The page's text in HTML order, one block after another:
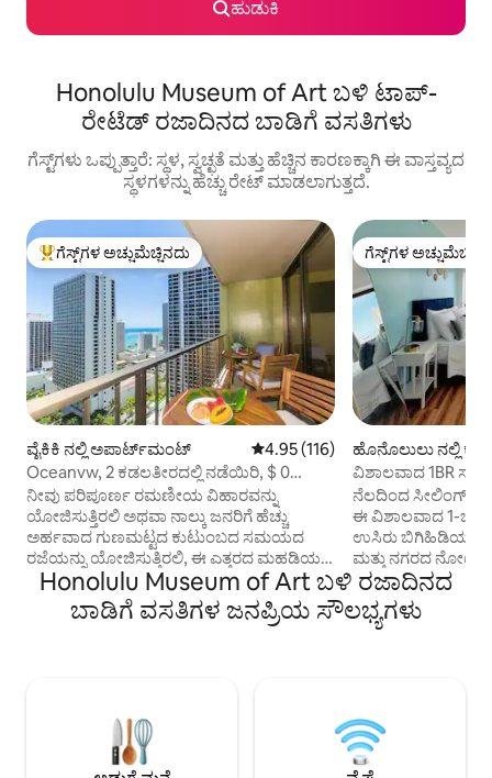
ಹುಡುಕಿ
Honolulu Museum of Art ಬಳಿ ಟಾಪ್-
ರೇಟೆಡ್ ರಜಾದಿನದ ಬಾಡಿಗೆ ವಸತಿಗಳು
ಗೆಸ್ಟ್‌ಗಳು ಒಪ್ಪುತ್ತಾರೆ: ಸ್ಥಳ, ಸ್ವಚ್ಛತೆ ಮತ್ತು ಹೆಚ್ಚಿನ ಕಾರಣಕ್ಕಾಗಿ ಈ ವಾಸ್ತವ್ಯದ
ಸ್ಥಳಗಳನ್ನು ಹೆಚ್ಚು ರೇಟ್ ಮಾಡಲಾಗುತ್ತದೆ.
ಗೆಸ್ಟ್‌ಗಳಿಗೆ ಅತಿ ಹೆಚ್ಚು ಅಚ್ಚುಮೆಚ್ಚಿನದು
ಗೆಸ್ಟ್‌ಗಳ ಅಚ್ಚುಮೆಚ್ಚಿನದು
ವೈಕಿಕಿ ನಲ್ಲಿ ಅಪಾರ್ಟ್‌ಮಂಟ್ 5 ರಲ್ಲಿ 4.95 ಸರಾಸರಿ ರೇಟಿಂಗ್, 116
4.95 (116)
Oceanvw, 2 ಕಡಲತೀರದಲ್ಲಿ ನಡೆಯಿರಿ, $ 0
ಸ್ವಚ್ಛಗೊಳಿಸುವಿಕೆ ಮತ್ತು ಉದ್ಯಾನವನ, ಅಡುಗೆಮನೆ
ನೀವು ಪರಿಪೂರ್ಣ ರಮಣೀಯ ವಿಹಾರವನ್ನು
ಯೋಜಿಸುತ್ತಿರಲಿ ಅಥವಾ ನಾಲ್ಕು ಜನರಿಗೆ ಹೆಚ್ಚು
ಅರ್ಹವಾದ ಗುಣಮಟ್ಟದ ಕುಟುಂಬದ ಸಮಯದ
ರಜೆಯನ್ನು ಯೋಜಿಸುತ್ತಿರಲಿ, ಈ ಎತ್ತರದ ಮಹಡಿಯ
ಅಪಾರ್ಟ್‌ಮೆಂಟ್ w/ಸಾಗರ ವೀಕ್ಷಣೆಗಳು ಎಲ್ಲಾ
ಪೆಟ್ಟಿಗೆಗಳನ್ನು ಪರಿಶೀಲಿಸುತ್ತವೆ. ಕಿಂಗ್ ಬೆಡ್
ಹೊಂದಿರುವ 1 ಬೆಡ್‌ರೂಮ್ ಪೋಷಕರಿಗೆ
ತಯಾರಿಸಲು ಅಗತ್ಯವಿರುವ ಎಲ್ಲವನ್ನೂ ಹೊಂದಿದೆ.
ಇದು ಕಡಲತೀರಕ್ಕೆ 4 ನಿಮಿಷಗಳ ನಡಿಗೆ. 1 ಉಚಿತ
ಪಾರ್ಕಿಂಗ್ ಸ್ಥಳವಿದೆ ಮತ್ತು ಯಾವುದೇ ರೆಸಾರ್ಟ್
ಗೆಸ್ಟ್‌ಗಳ
ಗೆಸ್ಟ್‌ಗಳ
ಹೊನೊಲುಲು ನಲ್ಲಿ
ವಿಶಾಲವಾದ 1BR
ಪಾರ್ಕಿಂಗ್
ನೆಲದಿಂದ
ಈ ವಿಶಾಲವಾದ 1-
ಉಸಿರು ಬಿಗಿಹಿಡಿಯುವ
ಮತ್ತು ನಗರದ
ಸುರಕ್ಷಿತ ಪಾರ್ಕಿಂಗ್
ವೇಗದ ವೈ-ಫೈ ಮತ್ತು
ಅಡುಗೆಮನೆಯೊಂದಿಗೆ
ಲ್ಯಾಪ್ ಪೂಲ್, ಹಾಟ್
ಮತ್ತು ಸ್ಟಾರ್‌ಬಕ್ಸ್,
ಸೇರಿದಂತೆ
Honolulu Museum of Art ಬಳಿ ರಜಾದಿನದ
ಬಾಡಿಗೆ ವಸತಿಗಳ ಜನಪ್ರಿಯ ಸೌಲಭ್ಯಗಳು